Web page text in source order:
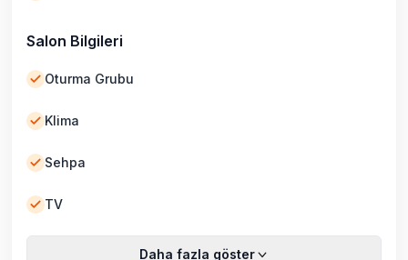
Salon Bilgileri
Oturma Grubu
Klima
Sehpa
TV
Daha fazla göster